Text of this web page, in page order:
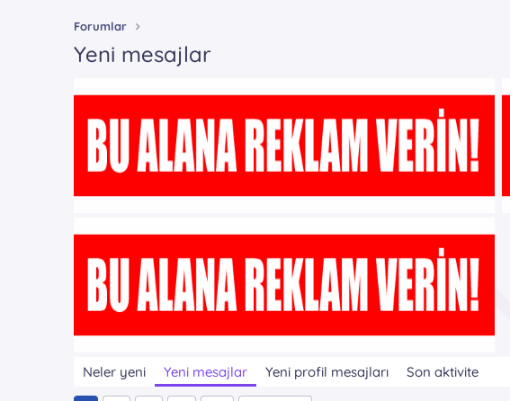
Forumlar
Yeni mesajlar
Neler yeni Yeni mesajlar Yeni profil mesajları Son aktivite